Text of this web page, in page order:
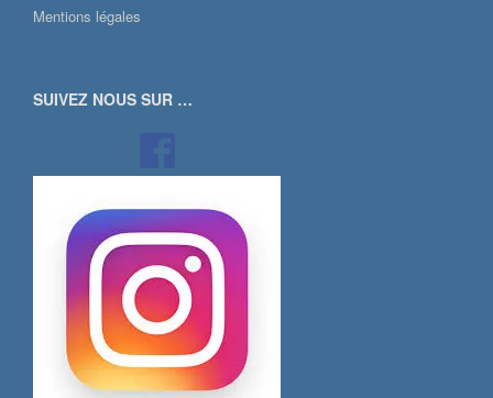
Mentions légales
SUIVEZ NOUS SUR …